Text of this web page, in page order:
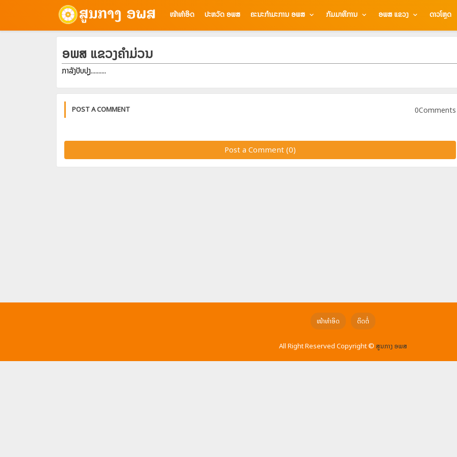
ໜ້າທຳອິດ ປະຫວັດ ອພສ ຄະນະກຳມະການ ອພສ ກັມມາທິການ ອພສ ແຂວງ ດາວໂຫຼດ
ອພສ ແຂວງຄຳມ່ວນ
ກຳລັງປັບປຸງ..........
POST A COMMENT 0Comments
Post a Comment (0)
All Right Reserved Copyright © ສູນກາງ ອພສ
ໜ້າທຳອິດ ຕິດຕໍ່